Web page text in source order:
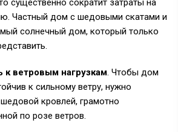
существенно сократит затраты на
Частный дом с шедовыми скатами и
солнечный дом, который только
к ветровым нагрузкам. Чтобы дом
к сильному ветру, нужно
кровлей, грамотно
по розе ветров.